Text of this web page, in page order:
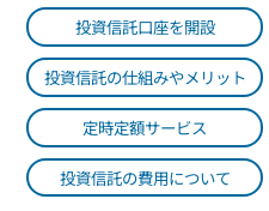
投資信託口座を開設
投資信託の仕組みやメリット
定時定額サービス
投資信託の費用について